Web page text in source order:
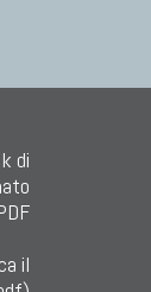
il